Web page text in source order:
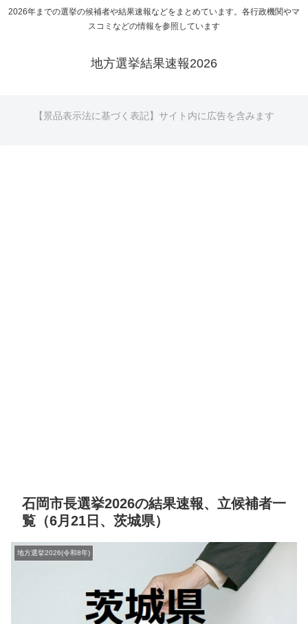
2026年までの選挙の候補者や結果速報などをまとめています。各行政機関やマ
スコミなどの情報を参照しています
地方選挙結果速報2026
【景品表示法に基づく表記】サイト内に広告を含みます
石岡市長選挙2026の結果速報、立候補者一
覧（6月21日、茨城県）
地方選挙2026(令和8年)